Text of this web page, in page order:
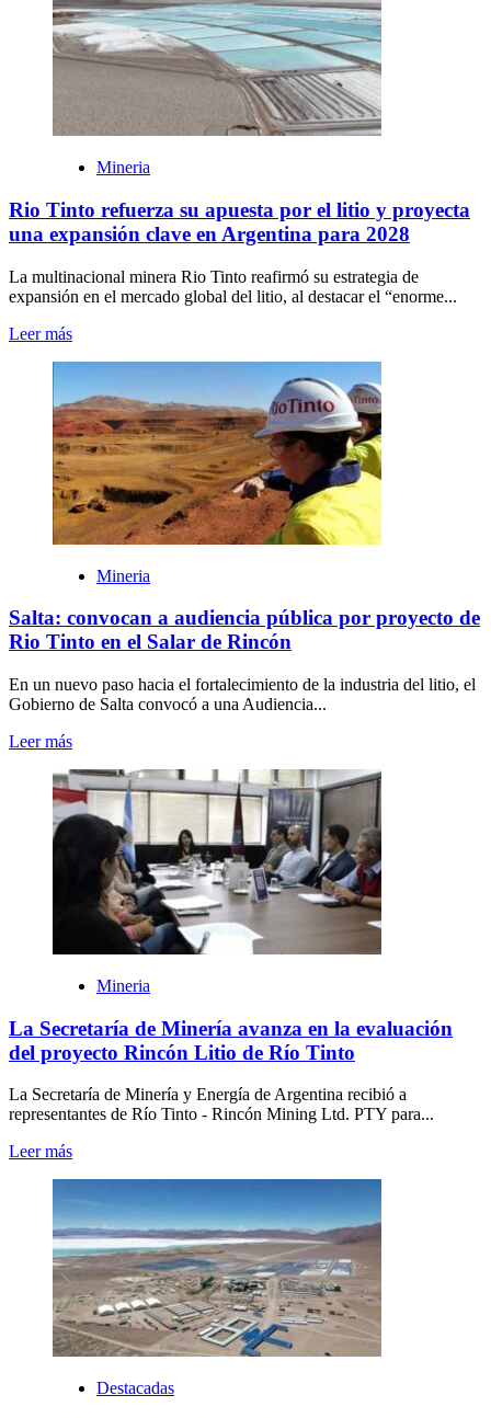
Mineria
Rio Tinto refuerza su apuesta por el litio y proyecta
una expansión clave en Argentina para 2028
La multinacional minera Rio Tinto reafirmó su estrategia de
expansión en el mercado global del litio, al destacar el “enorme...
Leer más
Mineria
Salta: convocan a audiencia pública por proyecto de
Rio Tinto en el Salar de Rincón
En un nuevo paso hacia el fortalecimiento de la industria del litio, el
Gobierno de Salta convocó a una Audiencia...
Leer más
Mineria
La Secretaría de Minería avanza en la evaluación
del proyecto Rincón Litio de Río Tinto
La Secretaría de Minería y Energía de Argentina recibió a
representantes de Río Tinto - Rincón Mining Ltd. PTY para...
Leer más
Destacadas